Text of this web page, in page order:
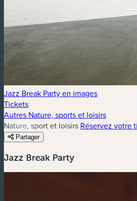
Jazz Break Party en images
Tickets
Autres Nature, sports et loisirs
Nature, sport et loisirs Réservez votre
Partager
Jazz Break Party